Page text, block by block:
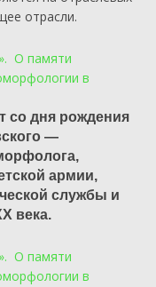
отрасли.
О памяти
в
со дня рождения
—
армии,
службы и
века.
О памяти
в